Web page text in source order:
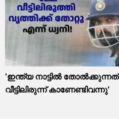
'ഇന്ത്യ നാട്ടിൽ തോൽക്കുന്നത്
വീട്ടിലിരുന്ന് കാണേണ്ടിവന്നു'